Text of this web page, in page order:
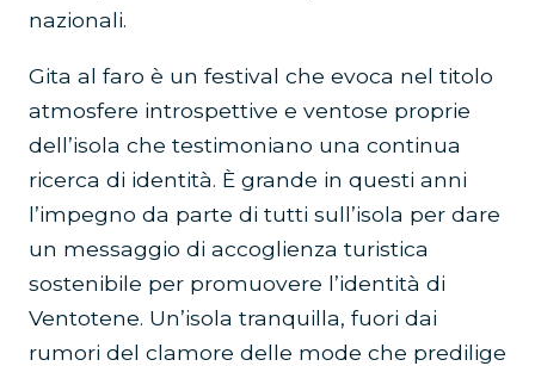
nazionali.
Gita al faro è un festival che evoca nel titolo
atmosfere introspettive e ventose proprie
dell’isola che testimoniano una continua
ricerca di identità. È grande in questi anni
l’impegno da parte di tutti sull’isola per dare
un messaggio di accoglienza turistica
sostenibile per promuovere l’identità di
Ventotene. Un’isola tranquilla, fuori dai
rumori del clamore delle mode che predilige